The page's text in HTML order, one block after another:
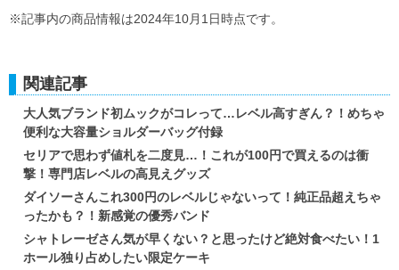
※記事内の商品情報は2024年10月1日時点です。
関連記事
大人気ブランド初ムックがコレって…レベル高すぎん？！めちゃ
便利な大容量ショルダーバッグ付録
セリアで思わず値札を二度見…！これが100円で買えるのは衝
撃！専門店レベルの高見えグッズ
ダイソーさんこれ300円のレベルじゃないって！純正品超えちゃ
ったかも？！新感覚の優秀バンド
シャトレーゼさん気が早くない？と思ったけど絶対食べたい！1
ホール独り占めしたい限定ケーキ